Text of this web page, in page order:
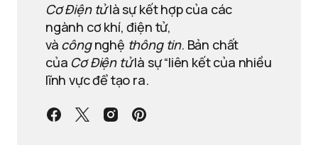
Cơ Điện tửlà sự kết hợp của các
ngành cơ khí, điện tử,
và côngnghệ thông tin. Bản chất
của Cơ Điện tửlà sự “liên kết của nhiều
lĩnh vực để tạo ra.